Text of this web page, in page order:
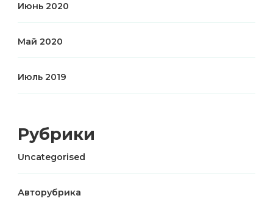
Июнь 2020
Май 2020
Июль 2019
Рубрики
Uncategorised
Авторубрика